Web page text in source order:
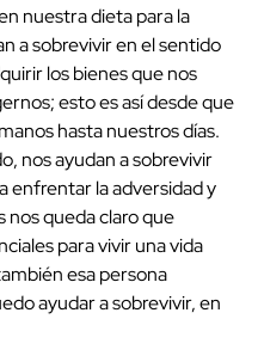
nuestra dieta para la
a sobrevivir en el sentido
los bienes que nos
esto es así desde que
hasta nuestros días.
nos ayudan a sobrevivir
enfrentar la adversidad y
nos queda claro que
para vivir una vida
esa persona
ayudar a sobrevivir, en